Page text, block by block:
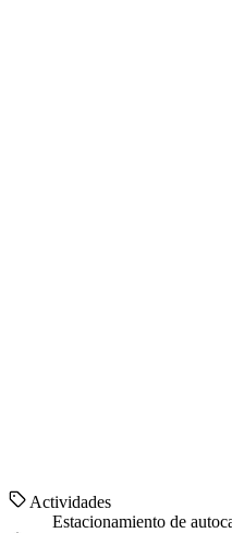
Actividades
Estacionamiento de